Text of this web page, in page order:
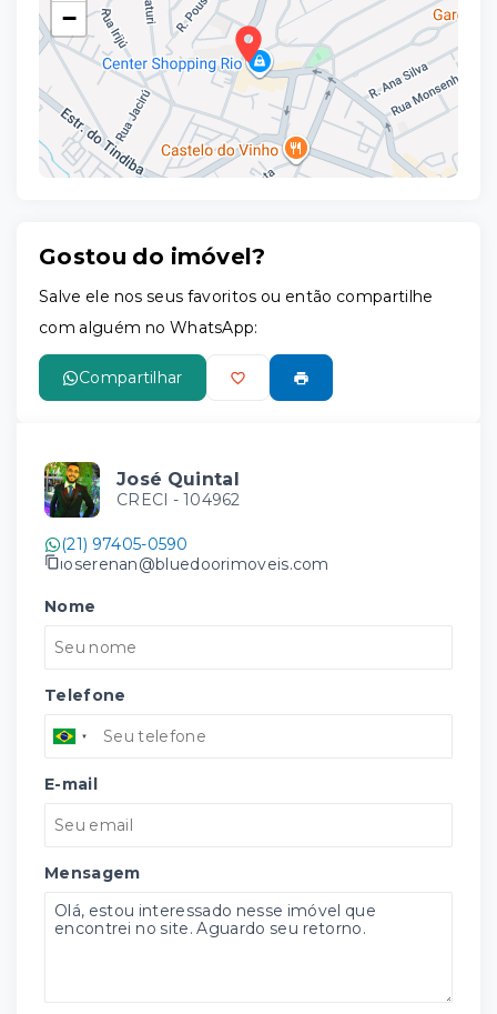
−
Gostou do imóvel?
Salve ele nos seus favoritos ou então compartilhe
com alguém no WhatsApp:
Compartilhar
José Quintal
CRECI - 104962
(21) 97405-0590
joserenan@bluedoorimoveis.com
Nome
Telefone
E-mail
Mensagem